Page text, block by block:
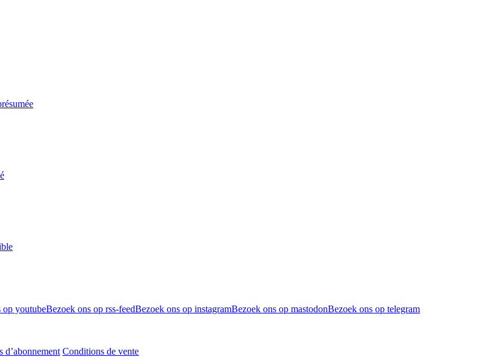
op youtubeBezoek ons op rss-feedBezoek ons op instagramBezoek ons op mastodonBezoek ons op telegram
d’abonnement Conditions de vente